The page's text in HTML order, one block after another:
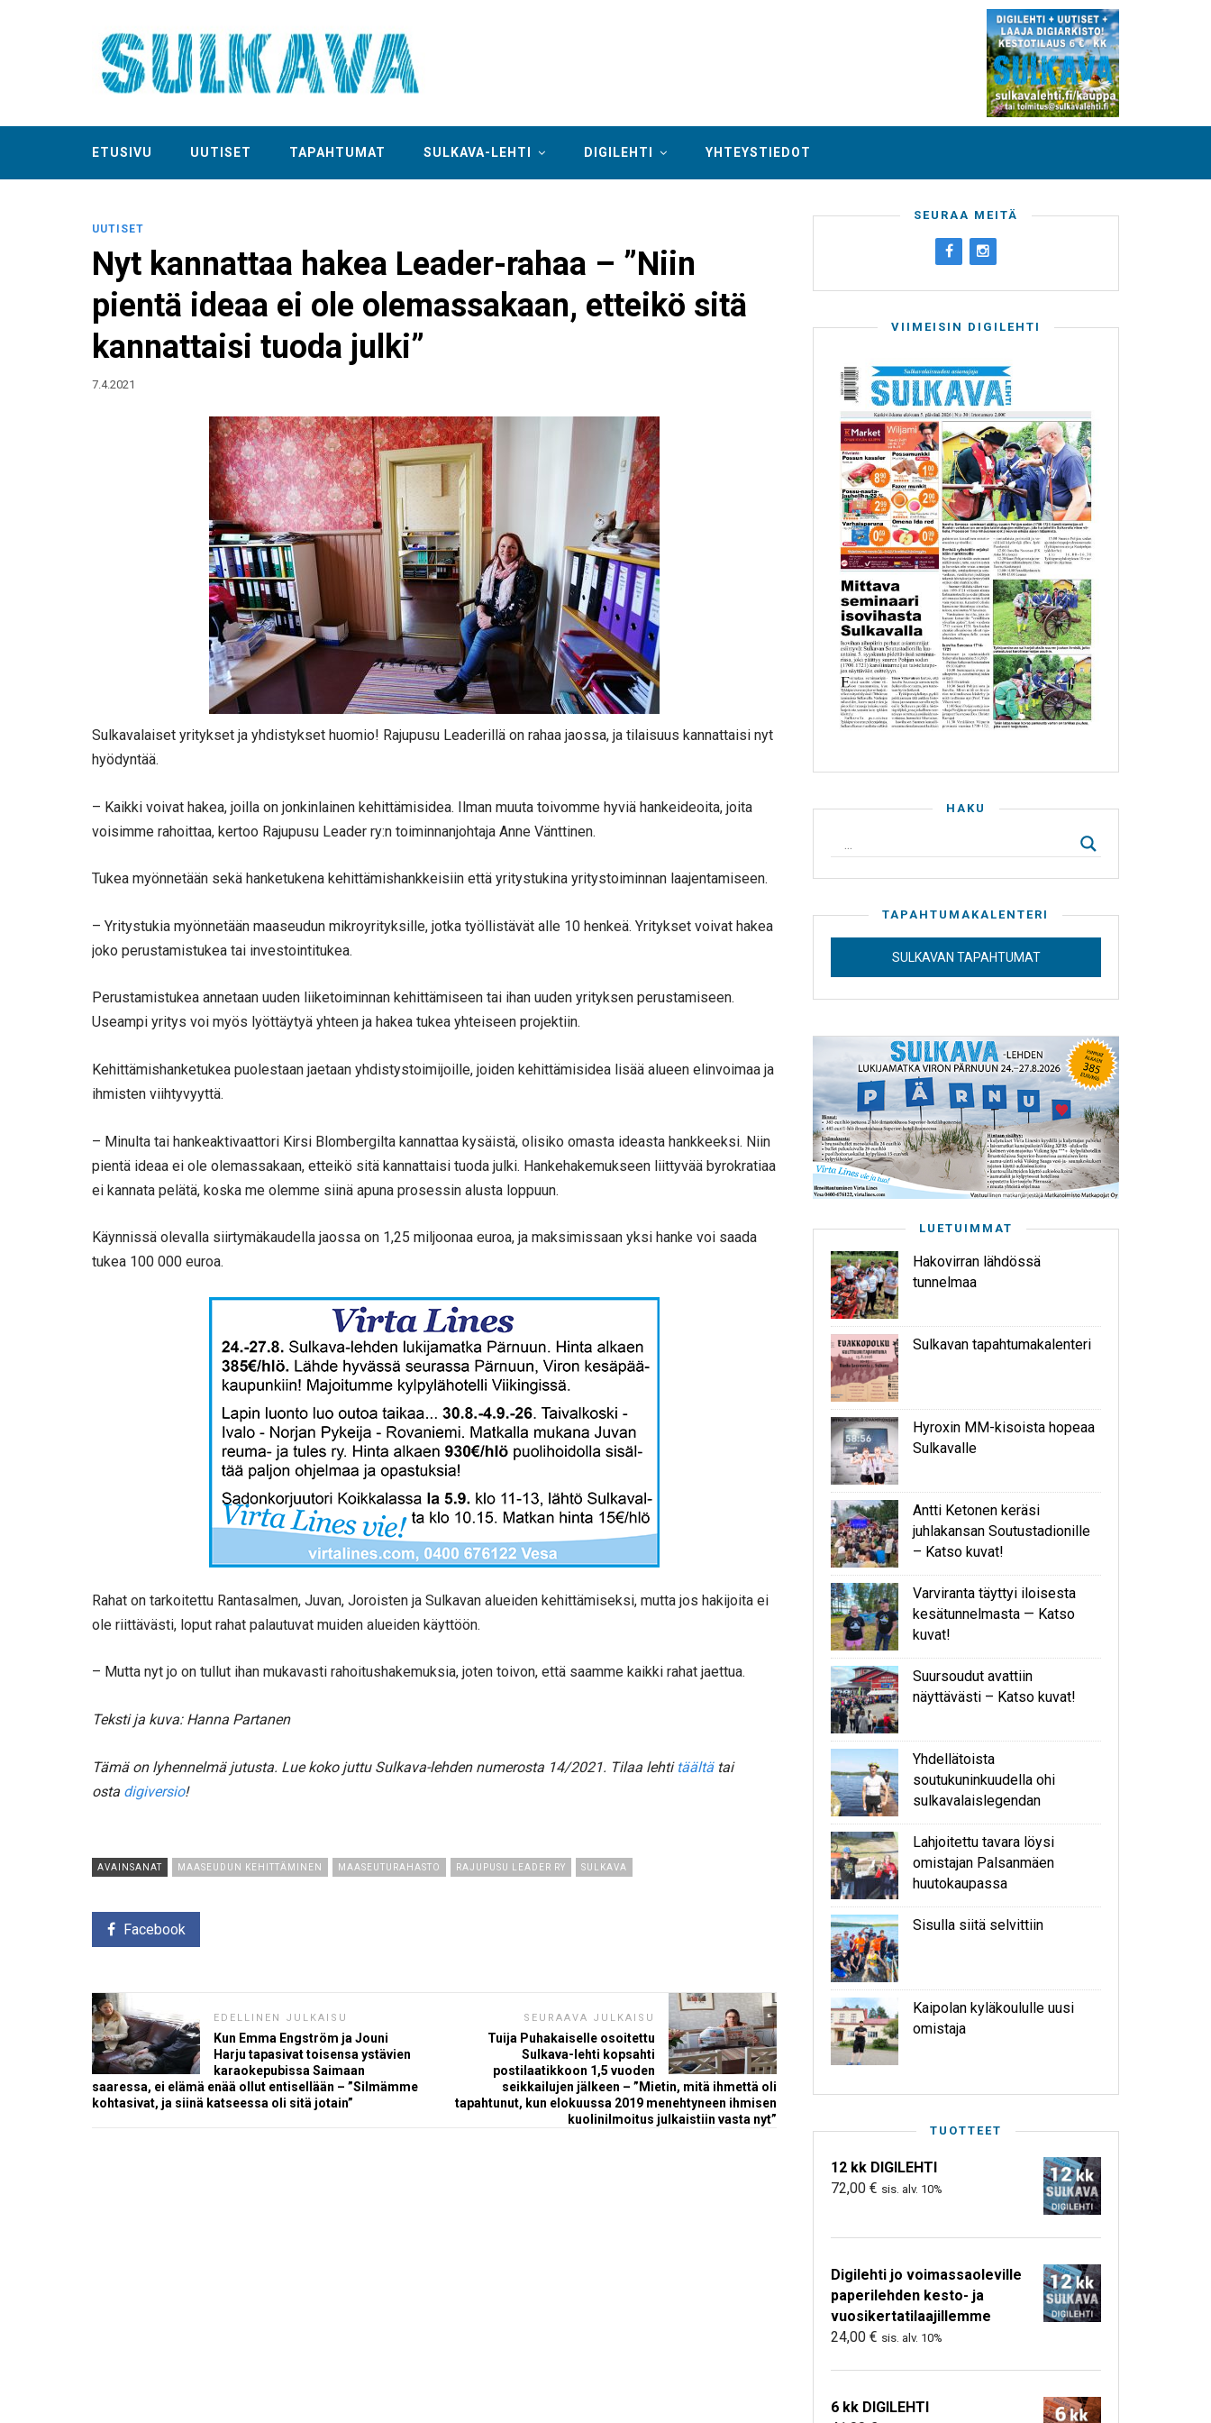
ETUSIVU UUTISET TAPAHTUMAT SULKAVA-LEHTI DIGILEHTI YHTEYSTIEDOT
UUTISET
Nyt kannattaa hakea Leader-rahaa – ”Niin
pientä ideaa ei ole olemassakaan, etteikö sitä
kannattaisi tuoda julki”
7.4.2021
Sulkavalaiset yritykset ja yhdistykset huomio! Rajupusu Leaderillä on rahaa jaossa, ja tilaisuus kannattaisi nyt
hyödyntää.
– Kaikki voivat hakea, joilla on jonkinlainen kehittämisidea. Ilman muuta toivomme hyviä hankeideoita, joita
voisimme rahoittaa, kertoo Rajupusu Leader ry:n toiminnanjohtaja Anne Vänttinen.
Tukea myönnetään sekä hanketukena kehittämishankkeisiin että yritystukina yritystoiminnan laajentamiseen.
– Yritystukia myönnetään maaseudun mikroyrityksille, jotka työllistävät alle 10 henkeä. Yritykset voivat hakea
joko perustamistukea tai investointitukea.
Perustamistukea annetaan uuden liiketoiminnan kehittämiseen tai ihan uuden yrityksen perustamiseen.
Useampi yritys voi myös lyöttäytyä yhteen ja hakea tukea yhteiseen projektiin.
Kehittämishanketukea puolestaan jaetaan yhdistystoimijoille, joiden kehittämisidea lisää alueen elinvoimaa ja
ihmisten viihtyvyyttä.
– Minulta tai hankeaktivaattori Kirsi Blombergilta kannattaa kysäistä, olisiko omasta ideasta hankkeeksi. Niin
pientä ideaa ei ole olemassakaan, etteikö sitä kannattaisi tuoda julki. Hankehakemukseen liittyvää byrokratiaa
ei kannata pelätä, koska me olemme siinä apuna prosessin alusta loppuun.
Käynnissä olevalla siirtymäkaudella jaossa on 1,25 miljoonaa euroa, ja maksimissaan yksi hanke voi saada
tukea 100 000 euroa.
Rahat on tarkoitettu Rantasalmen, Juvan, Joroisten ja Sulkavan alueiden kehittämiseksi, mutta jos hakijoita ei
ole riittävästi, loput rahat palautuvat muiden alueiden käyttöön.
– Mutta nyt jo on tullut ihan mukavasti rahoitushakemuksia, joten toivon, että saamme kaikki rahat jaettua.
Teksti ja kuva: Hanna Partanen
Tämä on lyhennelmä jutusta. Lue koko juttu Sulkava-lehden numerosta 14/2021. Tilaa lehti täältätai
osta digiversio!
AVAINSANAT MAASEUDUN KEHITTÄMINEN MAASEUTURAHASTO RAJUPUSU LEADER RY SULKAVA
Facebook
EDELLINEN JULKAISU
Kun Emma Engström ja Jouni
Harju tapasivat toisensa ystävien
karaokepubissa Saimaan
saaressa, ei elämä enää ollut entisellään – ”Silmämme
kohtasivat, ja siinä katseessa oli sitä jotain”
SEURAAVA JULKAISU
Tuija Puhakaiselle osoitettu
Sulkava-lehti kopsahti
postilaatikkoon 1,5 vuoden
seikkailujen jälkeen – ”Mietin, mitä ihmettä oli
tapahtunut, kun elokuussa 2019 menehtyneen ihmisen
kuolinilmoitus julkaistiin vasta nyt”
SEURAA MEITÄ
VIIMEISIN DIGILEHTI
HAKU
TAPAHTUMAKALENTERI
SULKAVAN TAPAHTUMAT
LUETUIMMAT
Hakovirran lähdössä
tunnelmaa
Sulkavan tapahtumakalenteri
Hyroxin MM-kisoista hopeaa
Sulkavalle
Antti Ketonen keräsi
juhlakansan Soutustadionille
– Katso kuvat!
Varviranta täyttyi iloisesta
kesätunnelmasta — Katso
kuvat!
Suursoudut avattiin
näyttävästi – Katso kuvat!
Yhdellätoista
soutukuninkuudella ohi
sulkavalaislegendan
Lahjoitettu tavara löysi
omistajan Palsanmäen
huutokaupassa
Sisulla siitä selvittiin
Kaipolan kyläkoululle uusi
omistaja
TUOTTEET
12 kk DIGILEHTI
72,00 € sis. alv. 10%
Digilehti jo voimassaoleville
paperilehden kesto- ja
vuosikertatilaajillemme
24,00 € sis. alv. 10%
6 kk DIGILEHTI